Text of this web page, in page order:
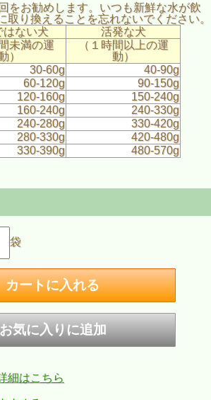
をお勧めします。いつも新鮮な水が飲
取り換えることを忘れないでください。
はない犬
活発な犬
未満の運
）
（１時間以上の運
動）
30-60g
40-90g
60-120g
90-150g
120-160g
150-240g
160-240g
240-330g
240-280g
330-420g
280-330g
420-480g
330-390g 480-570g
袋
細はこちら